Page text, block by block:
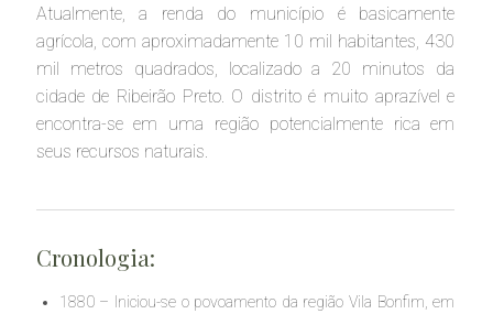
Atualmente, a renda do município é basicamente
agrícola, com aproximadamente 10 mil habitantes, 430
mil metros quadrados, localizado a 20 minutos da
cidade de Ribeirão Preto. O distrito é muito aprazível e
encontra-se em uma região potencialmente rica em
seus recursos naturais.
Cronologia:
1880 – Iniciou-se o povoamento da região Vila Bonfim, em